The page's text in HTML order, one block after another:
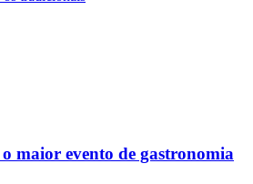
maior evento de gastronomia